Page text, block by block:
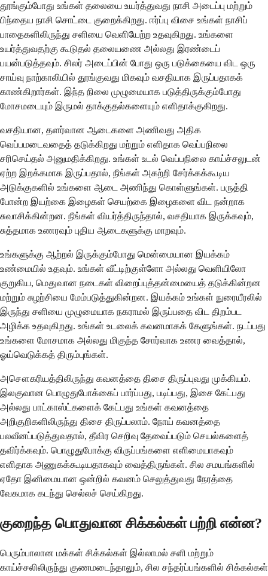
தூங்கும்போது உங்கள் தலையை உயர்த்துவது நாசி அடைப்பு மற்றும்
பிந்தைய நாசி சொட்டை குறைக்கிறது. ஈர்ப்பு விசை உங்கள் நாசிப்
பாதைகளிலிருந்து சளியை வெளியேற்ற உதவுகிறது. உங்களை
உயர்த்துவதற்கு கூடுதல் தலையணை அல்லது இரண்டைப்
பயன்படுத்தவும். சிலர் அடைப்பின் போது ஒரு படுக்கையை விட ஒரு
சாய்வு நாற்காலியில் தூங்குவது மிகவும் வசதியாக இருப்பதாகக்
காண்கிறார்கள். இந்த நிலை முழுமையாக படுத்திருக்கும்போது
மோசமடையும் இருமல் தாக்குதல்களையும் எளிதாக்குகிறது.
வசதியான, தளர்வான ஆடைகளை அணிவது அதிக
வெப்பமடைவதைத் தடுக்கிறது மற்றும் எளிதாக வெப்பநிலை
சரிசெய்தல் அனுமதிக்கிறது. உங்கள் உடல் வெப்பநிலை காய்ச்சலுடன்
ஏற்ற இறக்கமாக இருப்பதால், நீங்கள் அகற்றி சேர்க்கக்கூடிய
அடுக்குகளில் உங்களை ஆடை அணிந்து கொள்ளுங்கள். பருத்தி
போன்ற இயற்கை இழைகள் செயற்கை இழைகளை விட நன்றாக
சுவாசிக்கின்றன. நீங்கள் வியர்த்திருந்தால், வசதியாக இருக்கவும்,
சுத்தமாக உணரவும் புதிய ஆடைகளுக்கு மாறவும்.
உங்களுக்கு ஆற்றல் இருக்கும்போது மென்மையான இயக்கம்
உண்மையில் உதவும். உங்கள் வீட்டிற்குள்ளோ அல்லது வெளியிலோ
குறுகிய, மெதுவான நடைகள் விறைப்புத்தன்மையைத் தடுக்கின்றன
மற்றும் சுழற்சியை மேம்படுத்துகின்றன. இயக்கம் உங்கள் நுரையீரலில்
இருந்து சளியை முழுமையாக நகராமல் இருப்பதை விட திறம்பட
அழிக்க உதவுகிறது. உங்கள் உடலைக் கவனமாகக் கேளுங்கள். நடப்பது
உங்களை மோசமாக அல்லது மிகுந்த சோர்வாக உணர வைத்தால்,
ஓய்வெடுக்கத் திரும்புங்கள்.
அசௌகரியத்திலிருந்து கவனத்தை திசை திருப்புவது முக்கியம்.
இலகுவான பொழுதுபோக்கைப் பார்ப்பது, படிப்பது, இசை கேட்பது
அல்லது பாட்காஸ்ட்களைக் கேட்பது உங்கள் கவனத்தை
அறிகுறிகளிலிருந்து திசை திருப்பலாம். நோய் கவனத்தை
பலவீனப்படுத்துவதால், தீவிர செறிவு தேவைப்படும் செயல்களைத்
தவிர்க்கவும். பொழுதுபோக்கு விருப்பங்களை எளிமையாகவும்
எளிதாக அணுகக்கூடியதாகவும் வைத்திருங்கள். சில சமயங்களில்
ஏதோ இனிமையான ஒன்றில் கவனம் செலுத்துவது நேரத்தை
வேகமாக கடந்து செல்லச் செய்கிறது.
குறைந்த பொதுவான சிக்கல்கள் பற்றி என்ன?
பெரும்பாலான மக்கள் சிக்கல்கள் இல்லாமல் சளி மற்றும்
காய்ச்சலிலிருந்து குணமடைந்தாலும், சில சந்தர்ப்பங்களில் சிக்கல்கள்